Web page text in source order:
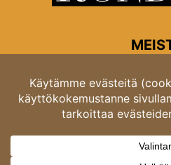
Rondon
Opastinsilta 6A
Asiakaspalvelu:
Ota meihin yhteyttä: